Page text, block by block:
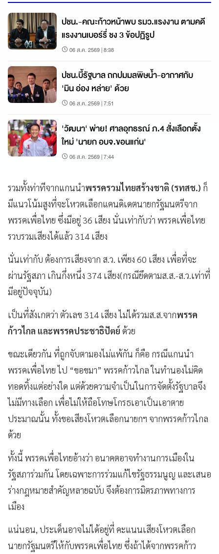
ปชน.-คณะก้าวหน้าพบ รมว.แรงงาน ตามคดี
แรงงานเบอร์รี่ ชง 3 ข้อปฏิรูป
06 ส.ค. 2569 | 8:38
ปชน.บี้รัฐบาล ถกปมมลพิษน้ำ-อากาศกับ
'มิน อ่อง หล่าย' ด้วย
06 ส.ค. 2569 | 7:51
'วัฒนา' พ่าย! ศาลอุทธรณ์ ภ.4 สั่งเลือกตั้ง
ใหม่ 'นายก อบจ.ขอนแก่น'
06 ส.ค. 2569 | 7:44
รวมทั้งท่าทีจากแกนนำพรรครวมไทยสร้างชาติ (รทสช.) ก็
มีแนวโน้มสูงที่จะโหวตเลือกแคนดิเดตนายกรัฐมนตรีจาก
พรรคเพื่อไทย ซึ่งมีอยู่ 36 เสียง นั่นเท่ากับว่า พรรคเพื่อไทย
รวบรวมเสียงได้แล้ว 314 เสียง
นั่นเท่ากับ ต้องการเสียงจาก ส.ว. เพียง 60 เสียง เพื่อที่จะ
ผ่านรัฐสภา เกินกึ่งหนึ่ง 374 เสียง(กรณียึดตามส.ส.-ส.ว.เท่าที่
มีอยู่ปัจจุบัน)
เป็นที่สังเกตว่า ตัวเลข 314 เสียง ไม่ได้รวมส.ส.จากพรรค
ก้าวไกล และพรรคประชาธิปัตย์ ด้วย
ขณะเดียวกัน ที่ถูกจับตามองไม่แพ้กัน ก็คือ กรณีแกนนำ
พรรคเพื่อไทย ไป “ขอขมา” พรรคก้าวไกล ในทำนองไม่คิด
ทอดทิ้งแต่อย่างใด แต่ด้วยความจำเป็นในการจัดตั้งรัฐบาลจึง
ไม่มีทางเลือก เพื่อไม่ให้ถือโทษโกรธเอาเป็นเอาตาย
ประมาณนั้น ทั้งขอเสียงโหวตเลือกนายกฯ จากพรรคก้าวไกล
ด้วย
ทั้งนี้ พรรคเพื่อไทยอ้างว่า อนาคตอาจทำงานการเมืองใน
รัฐสภาร่วมกัน โดยเฉพาะการร่วมแก้ไขรัฐธรรมนูญ และเสนอ
ร่างกฎหมายสำคัญหลายฉบับ จึงต้องการมิตรภาพทางการ
เมือง
แน่นอน, ประเด็นอาจไม่ได้อยู่ที่ คะแนนเสียงโหวตเลือก
นายกรัฐมนตรีให้กับพรรคเพื่อไทย ซึ่งถ้าได้จากพรรคก้าว